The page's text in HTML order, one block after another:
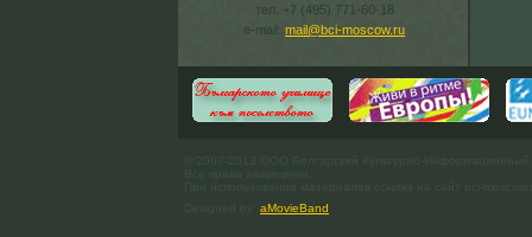
тел. +7 (495) 771-60-18
e-mail: mail@bci-moscow.ru
aMovieBand